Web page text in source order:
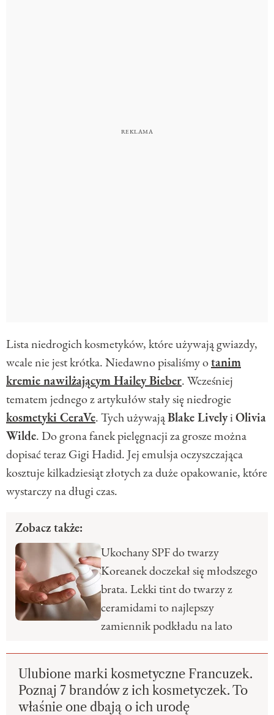
Lista niedrogich kosmetyków, które używają gwiazdy,
wcale nie jest krótka. Niedawno pisaliśmy otanim
kremie nawilżającym Hailey Bieber. Wcześniej
tematem jednego z artykułów stały się niedrogie
kosmetyki CeraVe. Tych używająBlake LivelyiOlivia
Wilde. Do grona fanek pielęgnacji za grosze można
dopisać teraz Gigi Hadid. Jej emulsja oczyszczająca
kosztuje kilkadziesiąt złotych za duże opakowanie, które
wystarczy na długi czas.
Zobacz także:
Ukochany SPF do twarzy
Koreanek doczekał się młodszego
brata. Lekki tint do twarzy z
ceramidami to najlepszy
zamiennik podkładu na lato
Ulubione marki kosmetyczne Francuzek.
Poznaj 7 brandów z ich kosmetyczek. To
właśnie one dbają o ich urodę